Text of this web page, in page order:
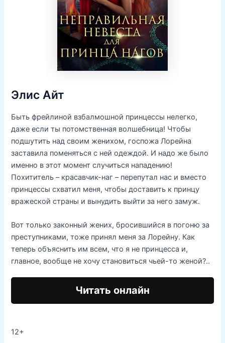
Элис Айт
Быть фрейлиной взбалмошной принцессы нелегко,
даже если ты потомственная волшебница! Чтобы
подшутить над своим женихом, госпожа Лорейна
заставила поменяться с ней одеждой. И надо же было
именно в этот момент случиться нападению!
Похититель – красавчик-наг – перепутал нас и вместо
принцессы схватил меня, чтобы доставить к принцу
вражеской страны и вынудить выйти за него замуж.
Вот только законный жених, бросившийся в погоню за
преступниками, тоже принял меня за Лорейну. Как
теперь объяснить им всем, что я не принцесса и,
главное, вообще не хочу становиться чьей-то женой?..
Читать онлайн
12+